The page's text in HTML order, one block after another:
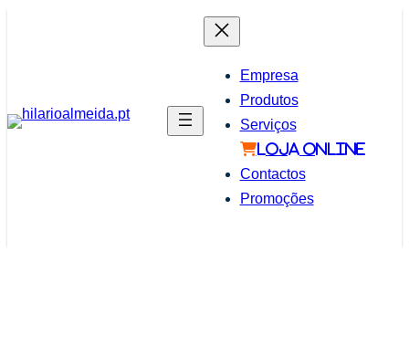
Empresa
Produtos
Serviços
LOJA ONLINE
Contactos
Promoções